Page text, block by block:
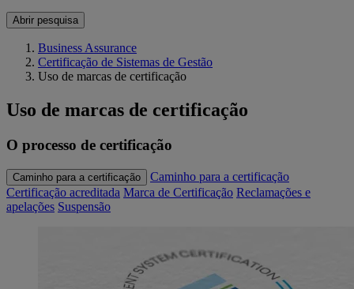
Abrir pesquisa
Business Assurance
Certificação de Sistemas de Gestão
Uso de marcas de certificação
Uso de marcas de certificação
O processo de certificação
Caminho para a certificação
Caminho para a certificação
Certificação acreditada Marca de Certificação Reclamações e
apelações Suspensão